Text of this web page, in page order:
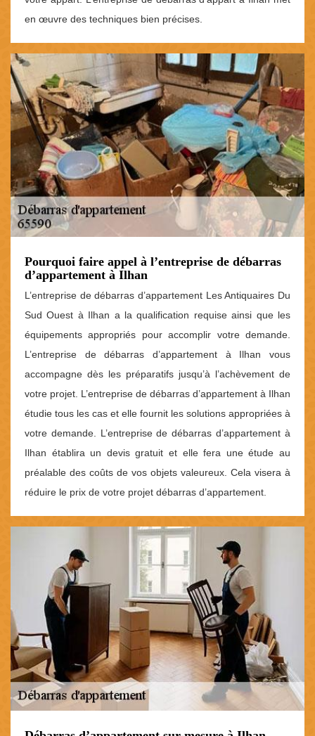
en œuvre des techniques bien précises.
Pourquoi faire appel à l’entreprise de débarras
d’appartement à Ilhan
L’entreprise de débarras d’appartement Les Antiquaires Du
Sud Ouest à Ilhan a la qualification requise ainsi que les
équipements appropriés pour accomplir votre demande.
L’entreprise de débarras d’appartement à Ilhan vous
accompagne dès les préparatifs jusqu’à l’achèvement de
votre projet. L’entreprise de débarras d’appartement à Ilhan
étudie tous les cas et elle fournit les solutions appropriées à
votre demande. L’entreprise de débarras d’appartement à
Ilhan établira un devis gratuit et elle fera une étude au
préalable des coûts de vos objets valeureux. Cela visera à
réduire le prix de votre projet débarras d’appartement.